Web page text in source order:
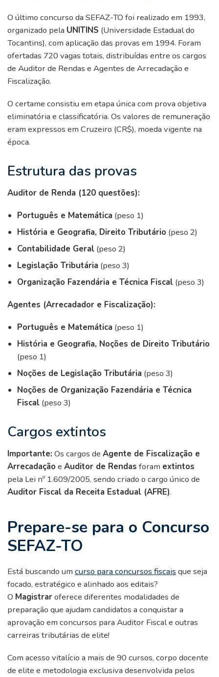
O último concurso da SEFAZ-TO foi realizado em 1993,
organizado pela UNITINS (Universidade Estadual do
Tocantins), com aplicação das provas em 1994. Foram
ofertadas 720 vagas totais, distribuídas entre os cargos
de Auditor de Rendas e Agentes de Arrecadação e
Fiscalização.
O certame consistiu em etapa única com prova objetiva
eliminatória e classificatória. Os valores de remuneração
eram expressos em Cruzeiro (CR$), moeda vigente na
época.
Estrutura das provas
Auditor de Renda (120 questões):
Português e Matemática (peso 1)
História e Geografia, Direito Tributário (peso 2)
Contabilidade Geral (peso 2)
Legislação Tributária (peso 3)
Organização Fazendária e Técnica Fiscal (peso 3)
Agentes (Arrecadador e Fiscalização):
Português e Matemática (peso 1)
História e Geografia, Noções de Direito Tributário
(peso 1)
Noções de Legislação Tributária (peso 3)
Noções de Organização Fazendária e Técnica
Fiscal (peso 3)
Cargos extintos
Importante: Os cargos de Agente de Fiscalização e
Arrecadação e Auditor de Rendas foram extintos
pela Lei nº 1.609/2005, sendo criado o cargo único de
Auditor Fiscal da Receita Estadual (AFRE).
Prepare-se para o Concurso
SEFAZ-TO
Está buscando um curso para concursos fiscais que seja
focado, estratégico e alinhado aos editais?
O Magistraroferece diferentes modalidades de
preparação que ajudam candidatos a conquistar a
aprovação em concursos para Auditor Fiscal e outras
carreiras tributárias de elite!
Com acesso vitalício a mais de 90 cursos, corpo docente
de elite e metodologia exclusiva desenvolvida pelos